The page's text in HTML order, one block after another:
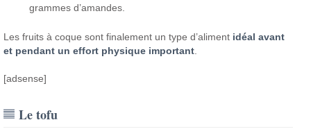
grammes d’amandes.
Les fruits à coque sont finalement un type d’aliment idéal avant
et pendant un effort physique important
[adsense]
Le tofu